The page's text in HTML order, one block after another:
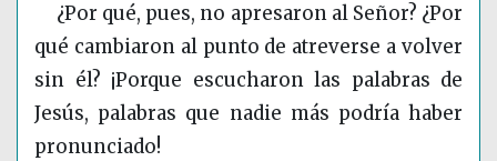
¿Por qué, pues, no apresaron al Señor? ¿Por
qué cambiaron al punto de atreverse a volver
sin él? ¡Porque escucharon las palabras de
Jesús, palabras que nadie más podría haber
pronunciado!